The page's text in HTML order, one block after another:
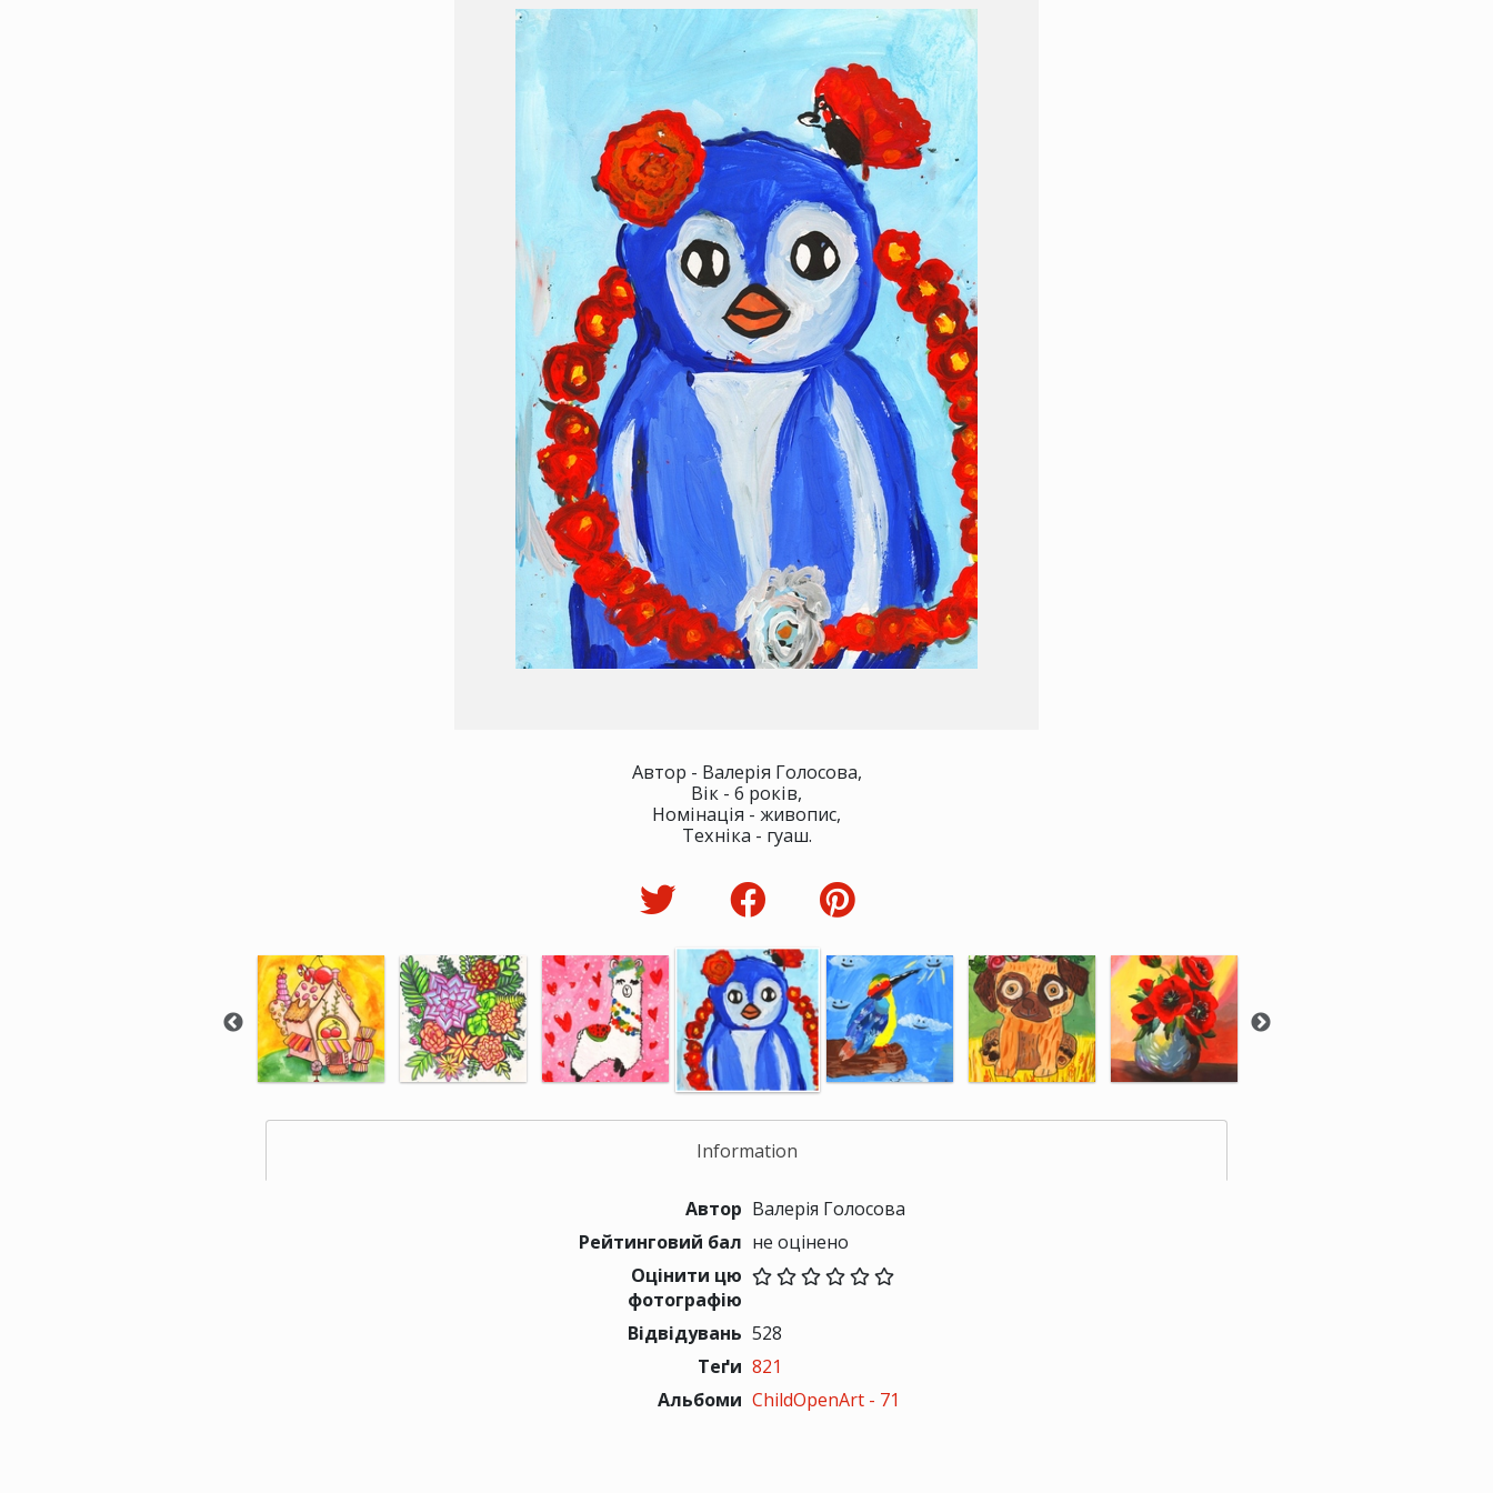
Автор - Валерія Голосова,
Вік - 6 років,
Номінація - живопис,
Техніка - гуаш.
Information
Автор Валерія Голосова
Рейтинговий бал не оцінено
Оцінити цю
фотографію
Відвідувань 528
Теґи 821
Альбоми ChildOpenArt - 71